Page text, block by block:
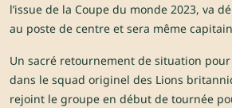
l’issue de la Coupe du monde 2023, va
au poste de centre et sera même
Un sacré retournement de situation pour
dans le squad originel des Lions
rejoint le groupe en début de tournée